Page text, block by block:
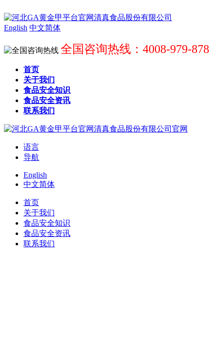
English 中文简体
全国咨询热线：4008-979-878
首页
关于我们
食品安全知识
食品安全资讯
联系我们
语言
导航
English
中文简体
首页
关于我们
食品安全知识
食品安全资讯
联系我们